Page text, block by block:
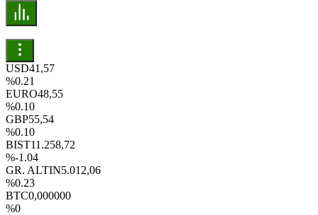
USD41,57
%0.21
EURO48,55
%0.10
GBP55,54
%0.10
BIST11.258,72
%-1.04
GR. ALTIN5.012,06
%0.23
BTC0,000000
%0